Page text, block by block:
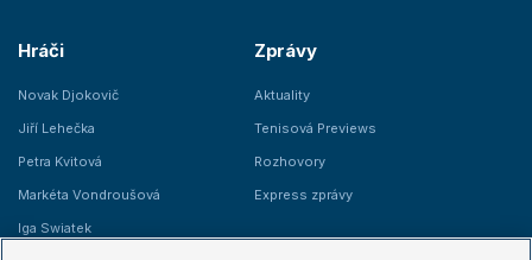
Hráči
Novak Djokovič
Jiří Lehečka
Petra Kvitová
Markéta Vondroušová
Iga Swiatek
Zprávy
Aktuality
Tenisová Previews
Rozhovory
Express zprávy